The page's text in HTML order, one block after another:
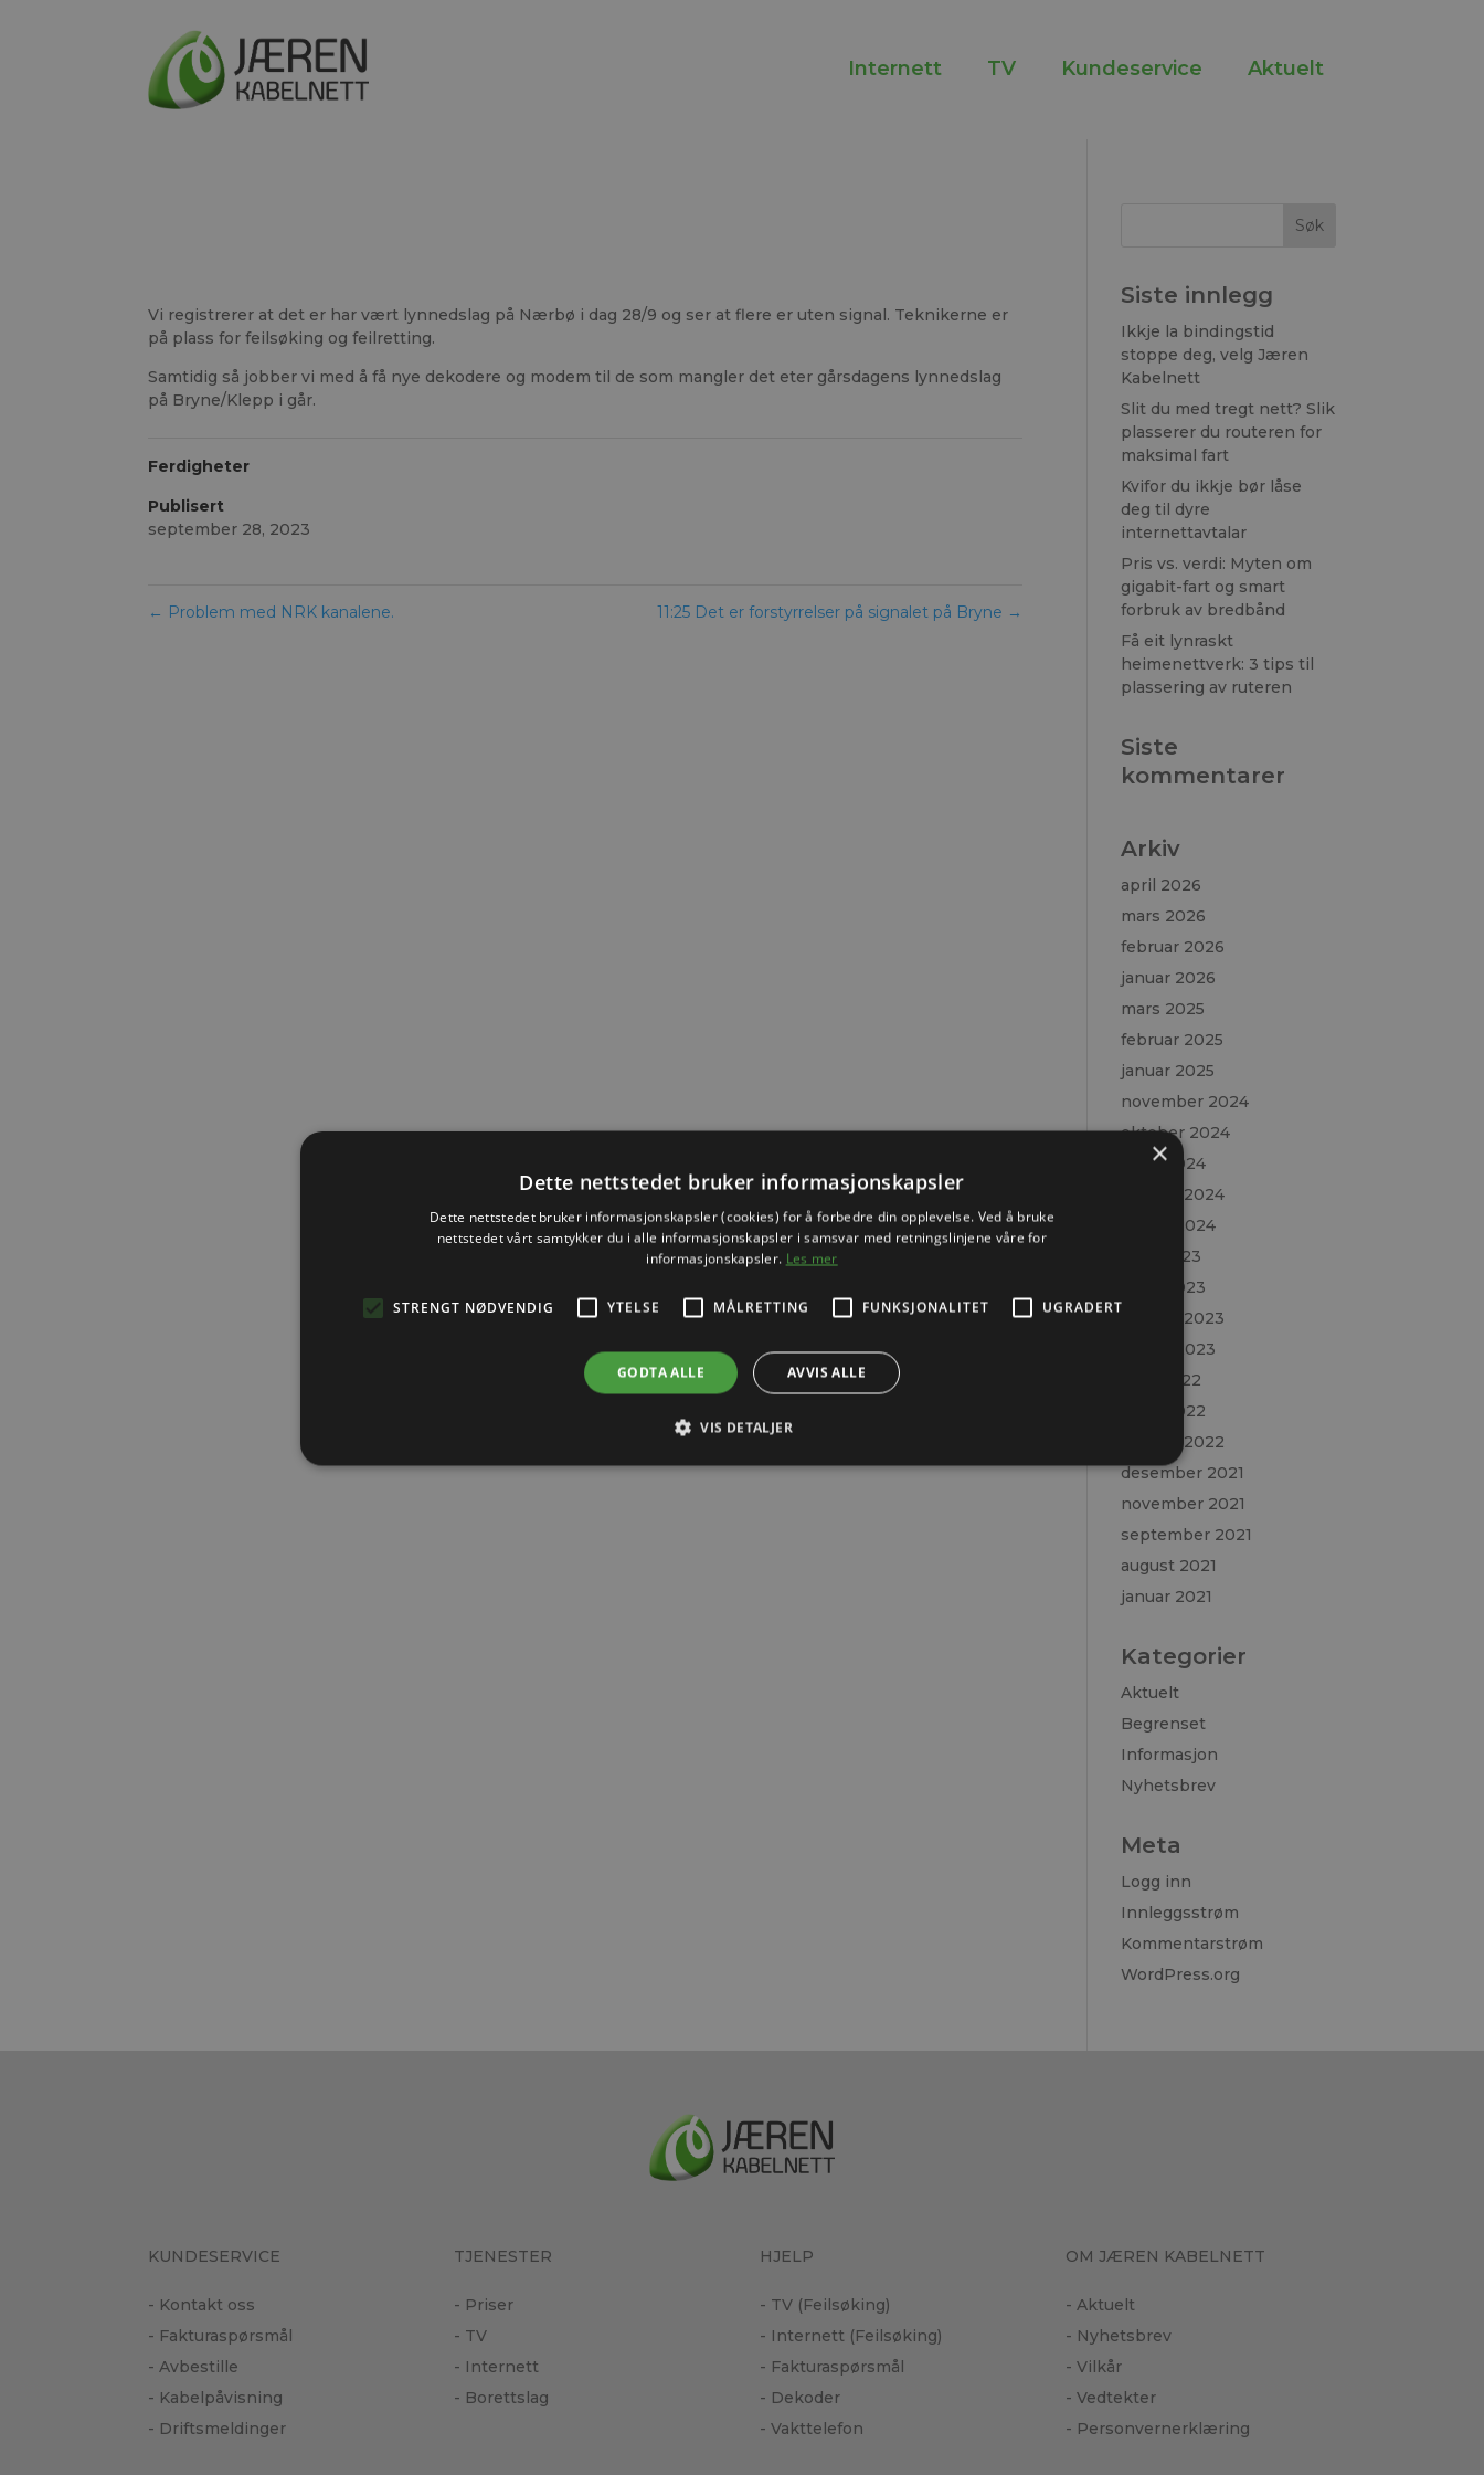
Internett TV Kundeservice Aktuelt
Vi registrerer at det er har vært lynnedslag på Nærbø i dag 28/9 og ser at flere er uten signal. Teknikerne er
på plass for feilsøking og feilretting.
Samtidig så jobber vi med å få nye dekodere og modem til de som mangler det eter gårsdagens lynnedslag
på Bryne/Klepp i går.
Ferdigheter
Publisert
september 28, 2023
← Problem med NRK kanalene. 11:25 Det er forstyrrelser på signalet på Bryne →
Siste innlegg
Ikkje la bindingstid
stoppe deg, velg Jæren
Kabelnett
Slit du med tregt nett? Slik
plasserer du routeren for
maksimal fart
Kvifor du ikkje bør låse
deg til dyre
internettavtalar
Pris vs. verdi: Myten om
gigabit-fart og smart
forbruk av bredbånd
Få eit lynraskt
heimenettverk: 3 tips til
plassering av ruteren
Siste
kommentarer
Arkiv
april 2026
mars 2026
februar 2026
januar 2026
mars 2025
februar 2025
januar 2025
november 2024
oktober 2024
mars 2024
februar 2024
januar 2024
april 2023
mars 2023
februar 2023
januar 2023
april 2022
mars 2022
februar 2022
desember 2021
november 2021
september 2021
august 2021
januar 2021
Kategorier
Aktuelt
Begrenset
Informasjon
Nyhetsbrev
Meta
Logg inn
Innleggsstrøm
Kommentarstrøm
WordPress.org
KUNDESERVICE
- Kontakt oss
- Fakturaspørsmål
- Avbestille
- Kabelpåvisning
- Driftsmeldinger
TJENESTER
- Priser
- TV
- Internett
- Borettslag
HJELP
- TV (Feilsøking)
- Internett (Feilsøking)
- Fakturaspørsmål
- Dekoder
- Vakttelefon
OM JÆREN KABELNETT
- Aktuelt
- Nyhetsbrev
- Vilkår
- Vedtekter
- Personvernerklæring
×
Dette nettstedet bruker informasjonskapsler
Dette nettstedet bruker informasjonskapsler (cookies) for å forbedre din opplevelse. Ved å bruke
nettstedet vårt samtykker du i alle informasjonskapsler i samsvar med retningslinjene våre for
informasjonskapsler. Les mer
STRENGT NØDVENDIG YTELSE MÅLRETTING FUNKSJONALITET UGRADERT
GODTA ALLE AVVIS ALLE
VIS DETALJER